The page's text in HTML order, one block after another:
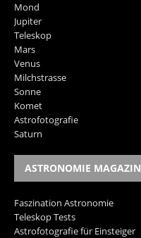
Mond
Jupiter
Teleskop
Mars
Venus
Milchstrasse
Sonne
Komet
Astrofotografie
Saturn
ASTRONOMIE MAGAZIN
Faszination Astronomie
Teleskop Tests
Astrofotografie für Einsteiger